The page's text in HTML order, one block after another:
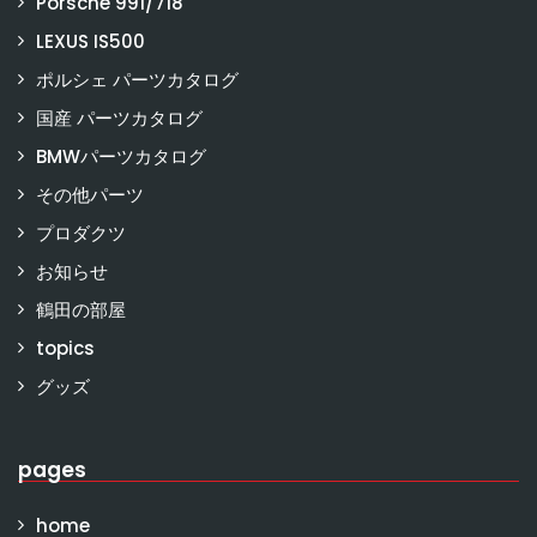
LEXUS IS500
ポルシェ パーツカタログ
国産 パーツカタログ
BMWパーツカタログ
その他パーツ
プロダクツ
お知らせ
鶴田の部屋
topics
グッズ
pages
home